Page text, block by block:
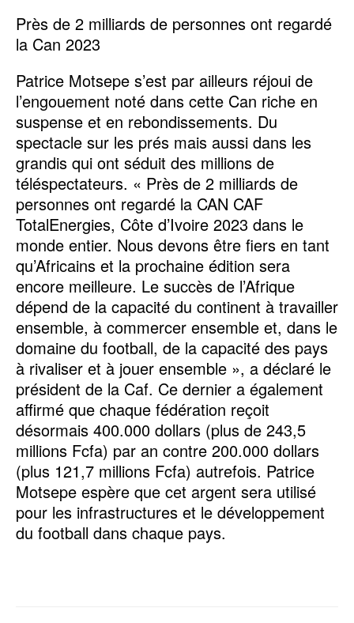
Près de 2 milliards de personnes ont regardé
la Can 2023
Patrice Motsepe s’est par ailleurs réjoui de
l’engouement noté dans cette Can riche en
suspense et en rebondissements. Du
spectacle sur les prés mais aussi dans les
grandis qui ont séduit des millions de
téléspectateurs. « Près de 2 milliards de
personnes ont regardé la CAN CAF
TotalEnergies, Côte d’Ivoire 2023 dans le
monde entier. Nous devons être fiers en tant
qu’Africains et la prochaine édition sera
encore meilleure. Le succès de l’Afrique
dépend de la capacité du continent à travailler
ensemble, à commercer ensemble et, dans le
domaine du football, de la capacité des pays
à rivaliser et à jouer ensemble », a déclaré le
président de la Caf. Ce dernier a également
affirmé que chaque fédération reçoit
désormais 400.000 dollars (plus de 243,5
millions Fcfa) par an contre 200.000 dollars
(plus 121,7 millions Fcfa) autrefois. Patrice
Motsepe espère que cet argent sera utilisé
pour les infrastructures et le développement
du football dans chaque pays.